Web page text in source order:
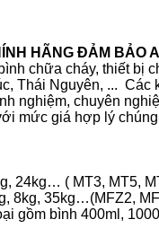
HÃNG ĐẢM BẢO
chữa cháy, thiết bị
Thái Nguyên, ...
nghiệm, chuyên
mức giá hợp lý
24kg… ( MT3, MT5,
8kg, 35kg…(MFZ2,
gồm bình 400ml,